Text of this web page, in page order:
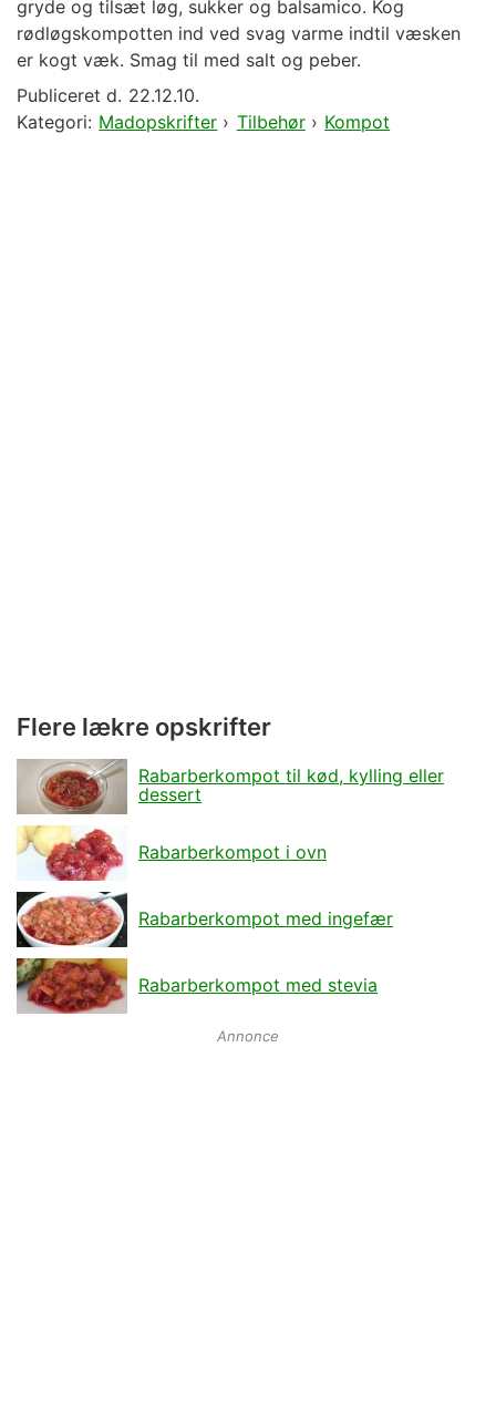
gryde og tilsæt løg, sukker og balsamico. Kog
rødløgskompotten ind ved svag varme indtil væsken
er kogt væk. Smag til med salt og peber.
Publiceret d. 22.12.10.
Kategori: Madopskrifter › Tilbehør› Kompot
Flere lækre opskrifter
Rabarberkompot til kød, kylling eller
dessert
Rabarberkompot i ovn
Rabarberkompot med ingefær
Rabarberkompot med stevia
Annonce